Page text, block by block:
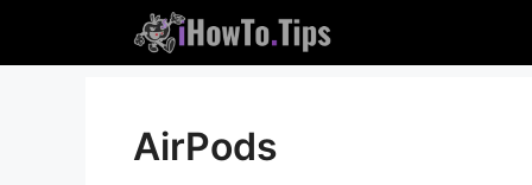
contenido
AirPods